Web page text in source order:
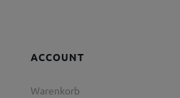
ACCOUNT
Warenkorb